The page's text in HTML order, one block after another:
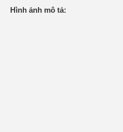
Hình ảnh mô tả: